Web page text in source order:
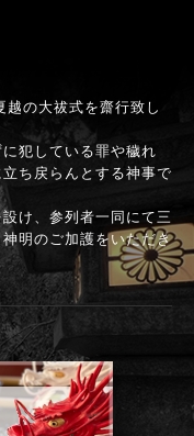
の大祓式を齋行致し
犯している罪や穢れ
ち戻らんとする神事で
け、参列者一同にて三
明のご加護をいただき